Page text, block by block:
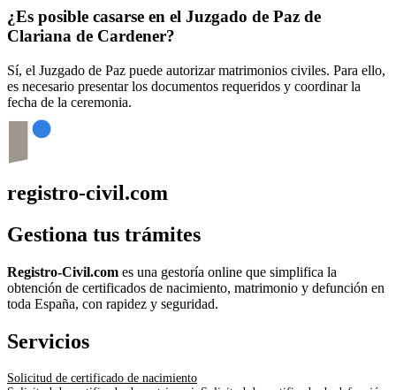
¿Es posible casarse en el Juzgado de Paz de
Clariana de Cardener?
Sí, el Juzgado de Paz puede autorizar matrimonios civiles. Para ello,
es necesario presentar los documentos requeridos y coordinar la
fecha de la ceremonia.
registro-civil.com
Gestiona tus trámites
Registro-Civil.com es una gestoría online que simplifica la
obtención de certificados de nacimiento, matrimonio y defunción en
toda España, con rapidez y seguridad.
Servicios
Solicitud de certificado de nacimiento